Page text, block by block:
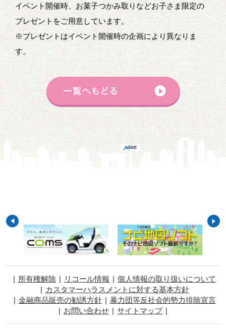
イベント開催時、お菓子つかみ取りなどお子さま限定の
プレゼントをご用意しています。
※プレゼントはイベント開催時の企画により異なりま
す。
所有権解除 リコール情報
個人情報の取り扱いについて
カスタマーハラスメントに対する基本方針
金融商品販売の勧誘方針
暴力団等反社会的勢力排除宣言
お問い合わせ
サイトマップ